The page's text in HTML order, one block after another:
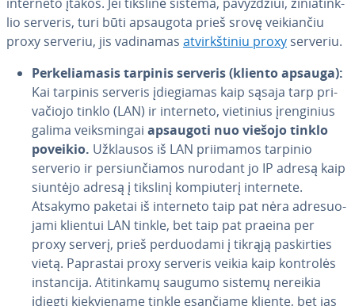
lio serveris, turi būti apsaugota prieš srovę vei­kian­čiu
proxy serveriu, jis vadinamas at­virkš­ti­niu proxy serveriu.
Per­ke­lia­ma­sis tarpinis serveris (kliento apsauga):
Kai tarpinis serveris įdie­gia­mas kaip sąsaja tarp pri­
va­čio­jo tinklo (LAN) ir interneto, vietinius įren­gi­nius
galima veiks­min­gai apsaugoti nuo viešojo tinklo
poveikio. Užklausos iš LAN priimamos tarpinio
serverio ir per­siun­čia­mos nurodant jo IP adresą kaip
siuntėjo adresą į tikslinį kom­piu­te­rį internete.
Atsakymo paketai iš interneto taip pat nėra ad­re­suo­
ja­mi klientui LAN tinkle, bet taip pat praeina per
proxy serverį, prieš per­duo­da­mi į tikrąją pa­skir­ties
vietą. Paprastai proxy serveris veikia kaip kontrolės
ins­tan­ci­ja. Ati­tin­ka­mų saugumo sistemų nereikia
įdiegti kiek­vie­na­me tinkle esančiame kliente, bet jas